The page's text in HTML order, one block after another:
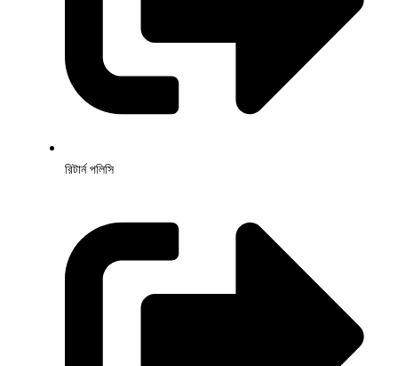
রিটার্ন পলিসি